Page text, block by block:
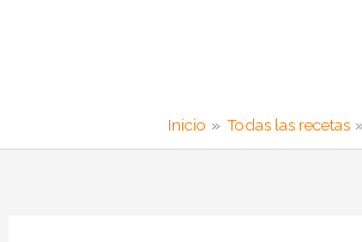
Inicio Todas las recetas